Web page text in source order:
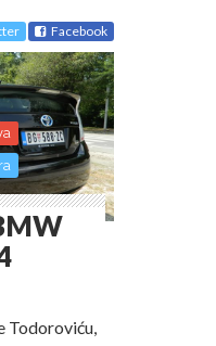
Facebook
Todoroviću,